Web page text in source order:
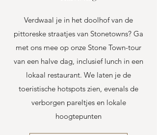
Verdwaal je in het doolhof van de
pittoreske straatjes van Stonetowns? Ga
met ons mee op onze Stone Town-tour
van een halve dag, inclusief lunch in een
lokaal restaurant. We laten je de
toeristische hotspots zien, evenals de
verborgen pareltjes en lokale
hoogtepunten